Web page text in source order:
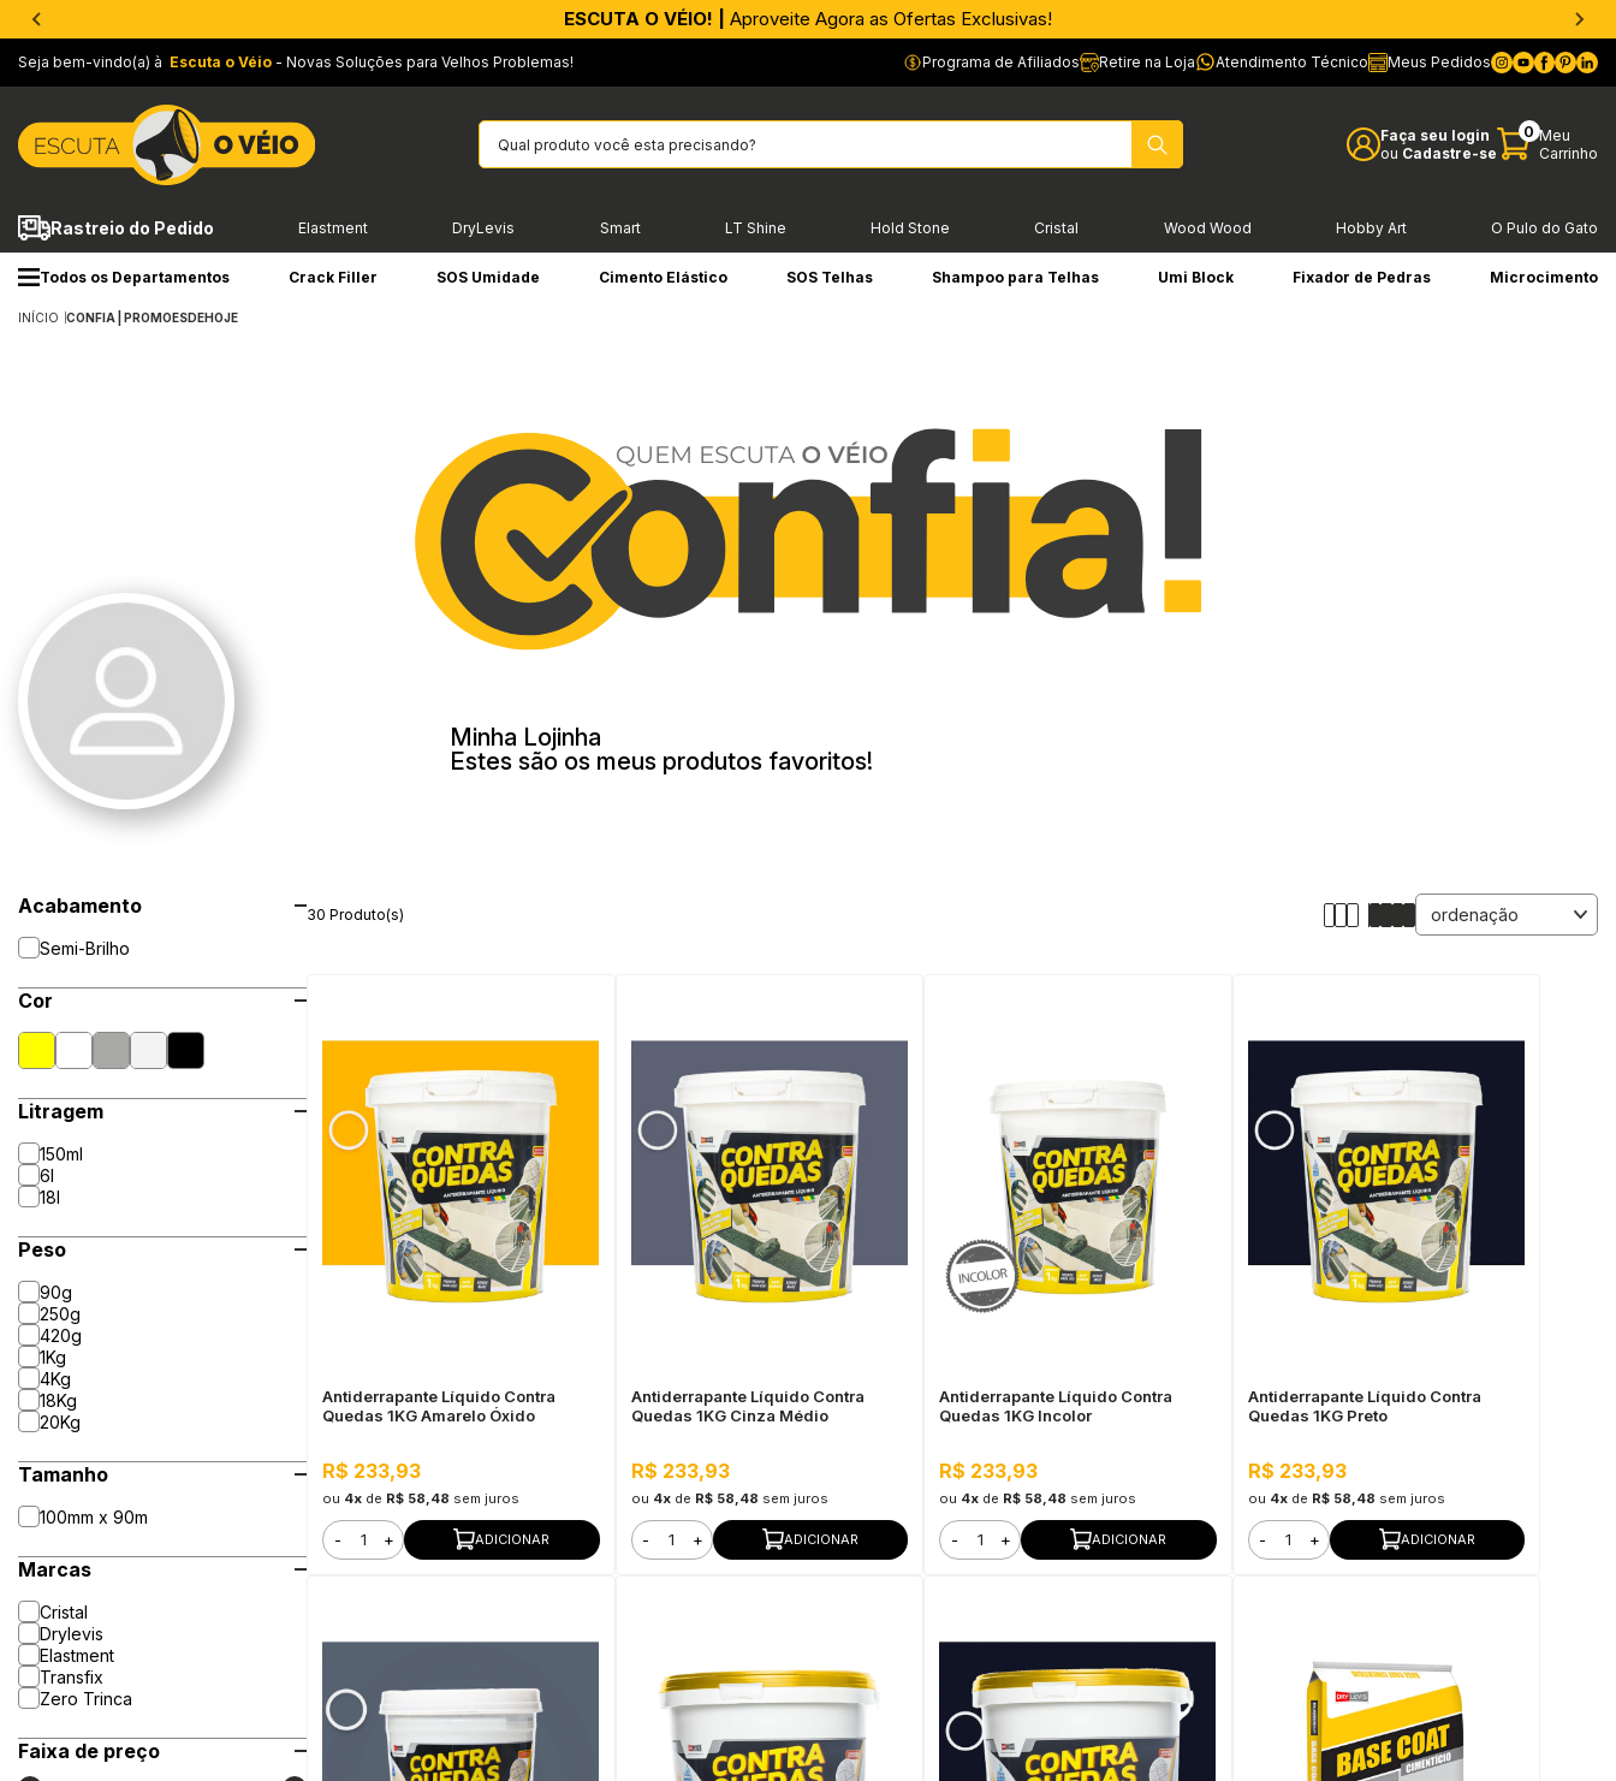
APROVEITE AGORA |PIX parcelado em até 4x sem Juros!*
Seja bem-vindo(a) à Escuta o Véio - Novas Soluções para Velhos Problemas! Programa de Afiliados Retire na Loja Atendimento Técnico Meus Pedidos
Faça seu login
ou Cadastre-se
0 Meu
Carrinho
Rastreio do Pedido Elastment DryLevis Smart LT Shine Hold Stone Cristal Wood Wood Hobby Art O Pulo do Gato
Todos os Departamentos Crack Filler SOS Umidade Cimento Elástico SOS Telhas Shampoo para Telhas Umi Block Fixador de Pedras Microcimento
INÍCIO CONFIA | PROMOESDEHOJE
Minha Lojinha
Estes são os meus produtos favoritos!
Acabamento
Semi-Brilho
Cor
Litragem
150ml
6l
18l
Peso
90g
250g
420g
1Kg
4Kg
18Kg
20Kg
Tamanho
100mm x 90m
Marcas
Cristal
Drylevis
Elastment
Transfix
Zero Trinca
Faixa de preço
30 Produto(s)
Antiderrapante Líquido Contra
Quedas 1KG Amarelo Óxido
R$ 233,93
ou 4x de R$ 58,48 sem juros
- + ADICIONAR
Antiderrapante Líquido Contra
Quedas 1KG Cinza Médio
R$ 233,93
ou 4xde R$ 58,48 sem juros
- + ADICIONAR
Antiderrapante Líquido Contra
Quedas 1KG Incolor
R$ 233,93
ou 4x de R$ 58,48 sem juros
- + ADICIONAR
Antiderrapante Líquido Contra
Quedas 1KG Preto
R$ 233,93
ou 4xde R$ 58,48 sem juros
- + ADICIONAR